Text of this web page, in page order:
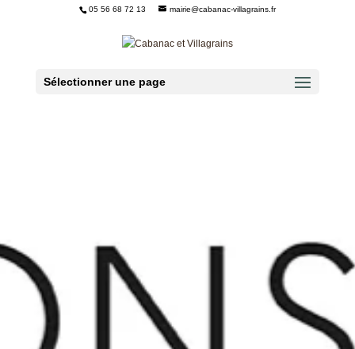
05 56 68 72 13 mairie@cabanac-villagrains.fr
Sélectionner une page